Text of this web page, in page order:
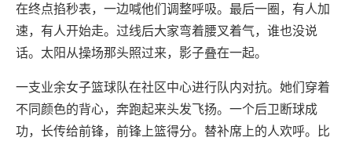
在终点掐秒表，一边喊他们调整呼吸。最后一圈，有人加
速，有人开始走。过线后大家弯着腰叉着气，谁也没说
话。太阳从操场那头照过来，影子叠在一起。
一支业余女子篮球队在社区中心进行队内对抗。她们穿着
不同颜色的背心，奔跑起来头发飞扬。一个后卫断球成
功，长传给前锋，前锋上篮得分。替补席上的人欢呼。比